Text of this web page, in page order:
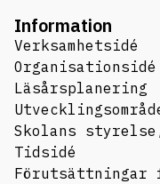
Information
Verksamhetsidé
Organisationsidé
Läsårsplanering
Skolans
Tidsidé
Förutsättningar